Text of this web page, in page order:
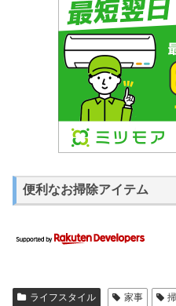
便利なお掃除アイテム
ライフスタイル 家事